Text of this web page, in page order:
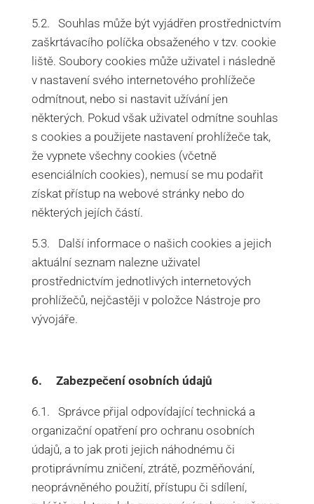
5.2. Souhlas může být vyjádřen prostřednictvím
zaškrtávacího políčka obsaženého v tzv. cookie
liště. Soubory cookies může uživatel i následně
v nastavení svého internetového prohlížeče
odmítnout, nebo si nastavit užívání jen
některých. Pokud však uživatel odmítne souhlas
s cookies a použijete nastavení prohlížeče tak,
že vypnete všechny cookies (včetně
esenciálních cookies), nemusí se mu podařit
získat přístup na webové stránky nebo do
některých jejích částí.
5.3. Další informace o našich cookies a jejich
aktuální seznam nalezne uživatel
prostřednictvím jednotlivých internetových
prohlížečů, nejčastěji v položce Nástroje pro
vývojáře.
6. Zabezpečení osobních údajů
6.1. Správce přijal odpovídající technická a
organizační opatření pro ochranu osobních
údajů, a to jak proti jejich náhodnému či
protiprávnímu zničení, ztrátě, pozměňování,
neoprávněného použití, přístupu či sdílení,